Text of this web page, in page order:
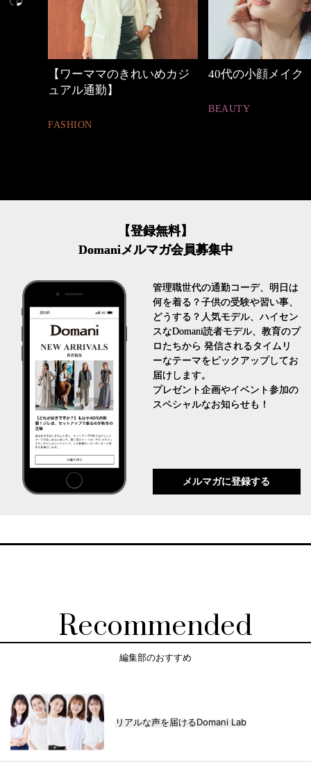
40代の小顔メイク
優木まおみさん
【登録無料】
Domaniメルマガ会員募集中
管理職世代の通勤コーデ、明日は
何を着る？子供の受験や習い事、
どうする？人気モデル、ハイセン
スなDomani読者モデル、教育のプ
ロたちから 発信されるタイムリ
ーなテーマをピックアップしてお
届けします。
プレゼント企画やイベント参加の
スペシャルなお知らせも！
メルマガに登録する
Recommended
編集部のおすすめ
リアルな声を届けるDomani Lab